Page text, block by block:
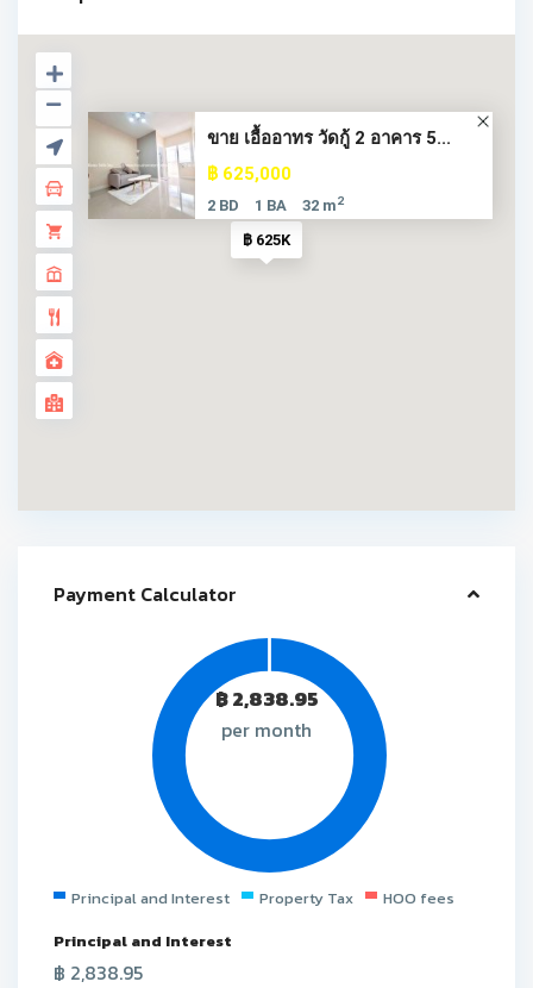
฿ 625K
ขาย เอื้ออาทร วัดกู้ 2 อาคาร 5...
฿ 625,000
2 BD 1 BA 32 m2
Payment Calculator
฿2,838.95
per month
Principal and Interest Property Tax
HOO fees
Principal and Interest
฿ 2,838.95